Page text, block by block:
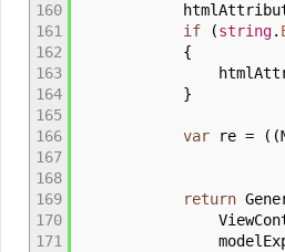
160
161
162
163
164
165
166
167
168
169
170
171
if
(string.
{
}
var re = ( (
return